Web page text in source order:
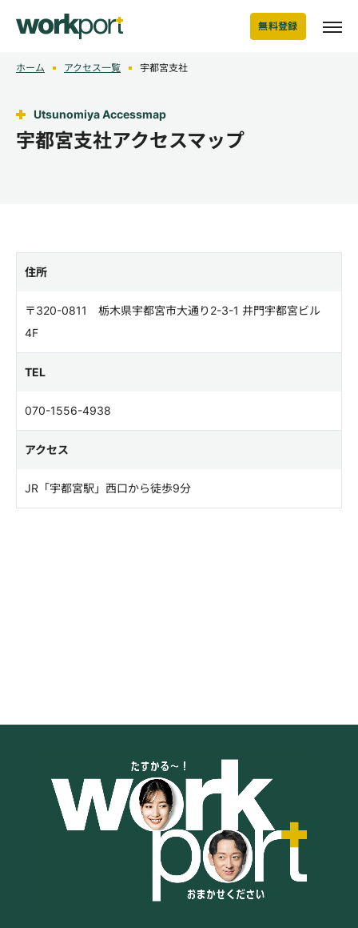
無料登録
ホーム アクセス一覧 宇都宮支社
Utsunomiya Accessmap
宇都宮支社アクセスマップ
住所
〒320-0811 栃木県宇都宮市大通り2-3-1 井門宇都宮ビル
4F
TEL
070-1556-4938
アクセス
JR「宇都宮駅」西口から徒歩9分